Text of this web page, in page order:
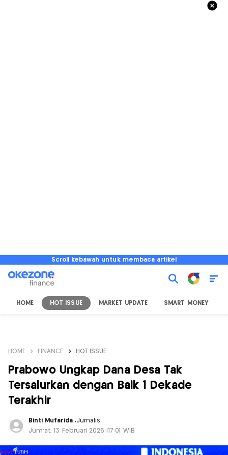
Scroll kebawah untuk membaca artikel
HOME HOT ISSUE MARKET UPDATE SMART MONEY
HOME FINANCE HOT ISSUE
Prabowo Ungkap Dana Desa Tak
Tersalurkan dengan Baik 1 Dekade
Terakhir
Binti Mufarida ,Jurnalis
Jum'at, 13 Februari 2026 |17:01 WIB